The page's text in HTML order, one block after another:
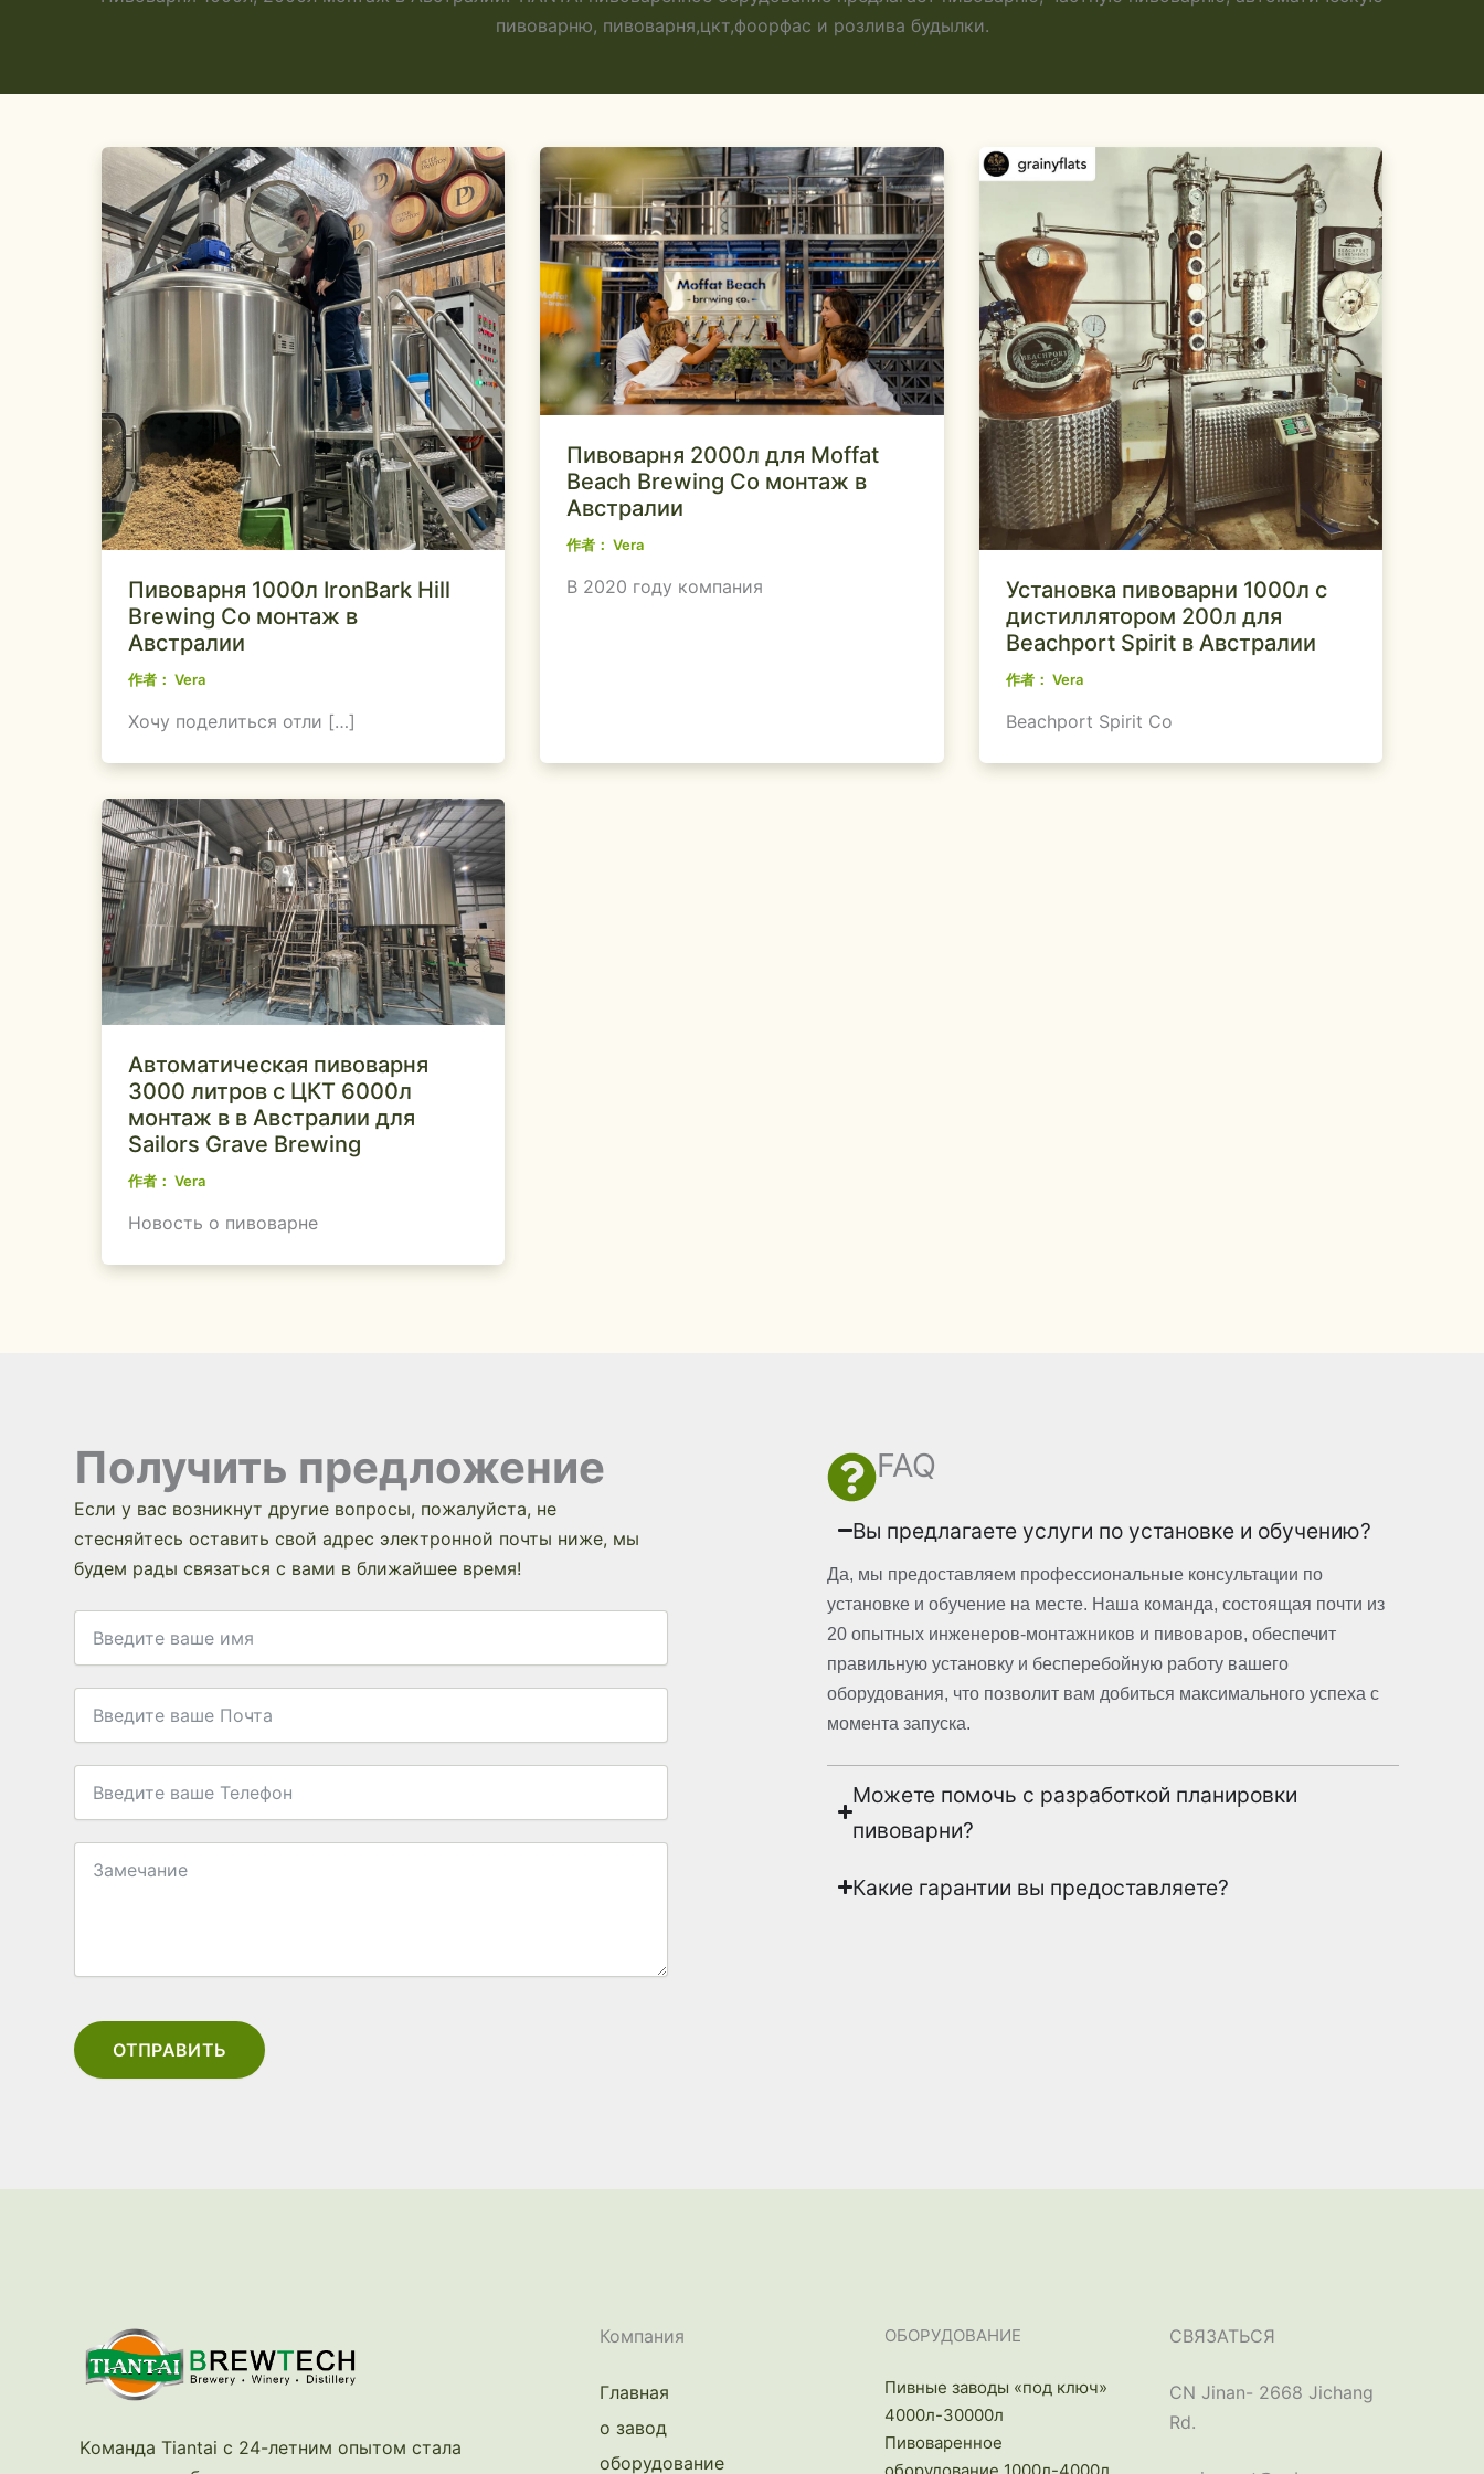
пивоварню, пивоварня,цкт,фоорфас и розлива будылки.
Пивоварня 1000л IronBark Hill
Brewing Co монтаж в
Австралии
作者： Vera
Хочу поделиться отли […]
Пивоварня 2000л для Moffat
Beach Brewing Co монтаж в
Австралии
作者： Vera
В 2020 году компания
Установка пивоварни 1000л с
дистиллятором 200л для
Beachport Spirit в Австралии
作者： Vera
Beachport Spirit Co
Автоматическая пивоварня
3000 литров с ЦКТ 6000л
монтаж в в Австралии для
Sailors Grave Brewing
作者： Vera
Новость о пивоварне
Получить предложение
Если у вас возникнут другие вопросы, пожалуйста, не
стесняйтесь оставить свой адрес электронной почты ниже, мы
будем рады связаться с вами в ближайшее время!
ОТПРАВИТЬ
FAQ
Вы предлагаете услуги по установке и обучению?
Да, мы предоставляем профессиональные консультации по
установке и обучение на месте. Наша команда, состоящая почти из
20 опытных инженеров-монтажников и пивоваров, обеспечит
правильную установку и бесперебойную работу вашего
оборудования, что позволит вам добиться максимального успеха с
момента запуска.
Можете помочь с разработкой планировки
пивоварни?
Какие гарантии вы предоставляете?
Kоманда Tiantai с 24-летним опытом стала
Компания
Главная
о завод
оборудование
ОБОРУДОВАНИЕ
Пивные заводы «под ключ»
4000л-30000л
Пивоваренное
СВЯЗАТЬСЯ
CN Jinan- 2668 Jichang
Rd.